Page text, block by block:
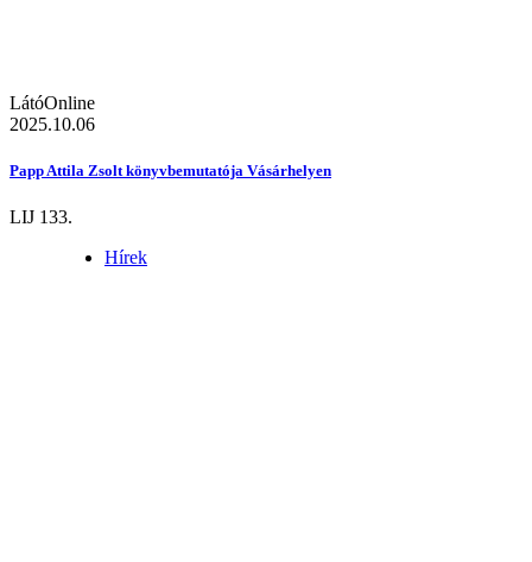
LátóOnline
2025.10.06
Papp Attila Zsolt könyvbemutatója Vásárhelyen
LIJ 133.
Hírek